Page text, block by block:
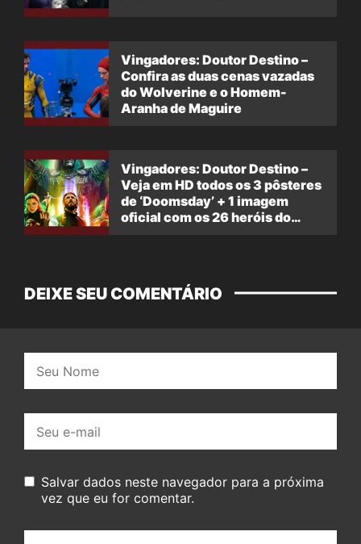
Vingadores: Doutor Destino –
Confira as duas cenas vazadas
do Wolverine e o Homem-
Aranha de Maguire
Vingadores: Doutor Destino –
Veja em HD todos os 3 pôsteres
de ‘Doomsday’ + 1 imagem
oficial com os 26 heróis do
DEIXE SEU COMENTÁRIO
mail:
Salvar dados neste navegador para a próxima
vez que eu for comentar.